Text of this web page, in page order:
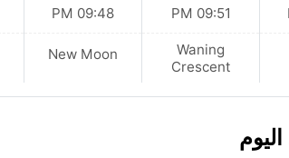
09:51 PM
Waning
Crescent
09:48 PM
New Moon